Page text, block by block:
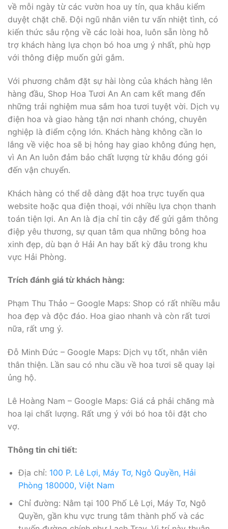
về mỗi ngày từ các vườn hoa uy tín, qua khâu kiểm
duyệt chặt chẽ. Đội ngũ nhân viên tư vấn nhiệt tình, có
kiến thức sâu rộng về các loài hoa, luôn sẵn lòng hỗ
trợ khách hàng lựa chọn bó hoa ưng ý nhất, phù hợp
với thông điệp muốn gửi gắm.
Với phương châm đặt sự hài lòng của khách hàng lên
hàng đầu, Shop Hoa Tươi An An cam kết mang đến
những trải nghiệm mua sắm hoa tươi tuyệt vời. Dịch vụ
điện hoa và giao hàng tận nơi nhanh chóng, chuyên
nghiệp là điểm cộng lớn. Khách hàng không cần lo
lắng về việc hoa sẽ bị hỏng hay giao không đúng hẹn,
vì An An luôn đảm bảo chất lượng từ khâu đóng gói
đến vận chuyển.
Khách hàng có thể dễ dàng đặt hoa trực tuyến qua
website hoặc qua điện thoại, với nhiều lựa chọn thanh
toán tiện lợi. An An là địa chỉ tin cậy để gửi gắm thông
điệp yêu thương, sự quan tâm qua những bông hoa
xinh đẹp, dù bạn ở Hải An hay bất kỳ đâu trong khu
vực Hải Phòng.
Trích đánh giá từ khách hàng:
Phạm Thu Thảo – Google Maps: Shop có rất nhiều mẫu
hoa đẹp và độc đáo. Hoa giao nhanh và còn rất tươi
nữa, rất ưng ý.
Đỗ Minh Đức – Google Maps: Dịch vụ tốt, nhân viên
thân thiện. Lần sau có nhu cầu về hoa tươi sẽ quay lại
ủng hộ.
Lê Hoàng Nam – Google Maps: Giá cả phải chăng mà
hoa lại chất lượng. Rất ưng ý với bó hoa tôi đặt cho
vợ.
Thông tin chi tiết:
Địa chỉ: 100 P. Lê Lợi, Máy Tơ, Ngô Quyền, Hải
Phòng 180000, Việt Nam
Chỉ đường: Nằm tại 100 Phố Lê Lợi, Máy Tơ, Ngô
Quyền, gần khu vực trung tâm thành phố và các